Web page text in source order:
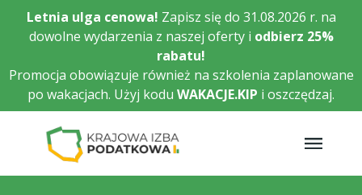
Przejdź
treści
Letnia ulga cenowa! Zapisz się do 31.08.2026 r. na
dowolne wydarzenia z naszej oferty i odbierz 25%
rabatu!
Promocja obowiązuje również na szkolenia zaplanowane
po wakacjach. Użyj kodu WAKACJE.KIP i oszczędzaj.